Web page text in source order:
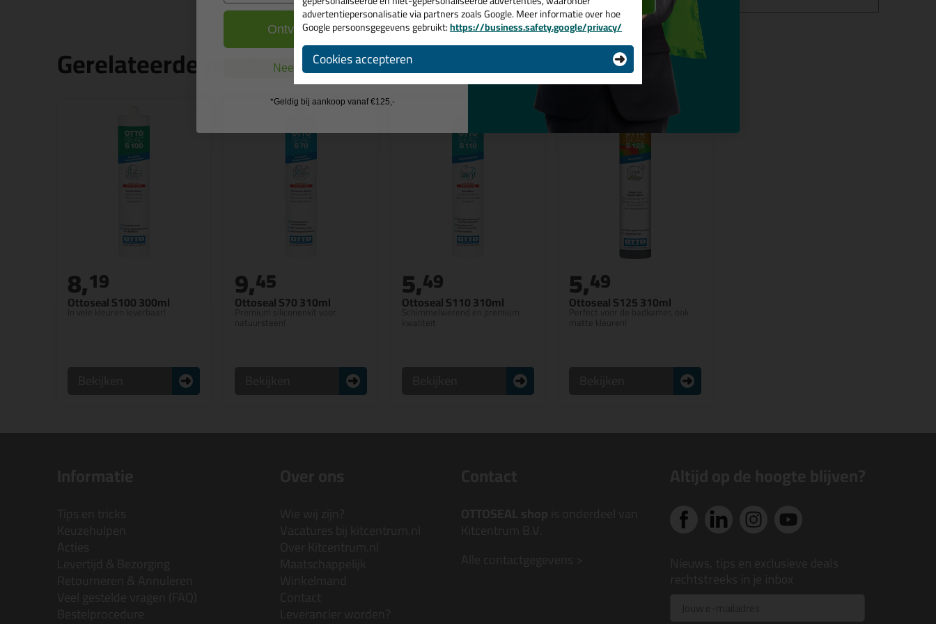
Gerelateerde producten
Ottoseal S100 300ml
In vele kleuren leverbaar!
8,19
Ottoseal S70 310ml
Premium siliconenkit voor
9,45
Ottoseal S110 310ml
Schimmelwerend en premium
5,49
Ottoseal S125 310ml
Perfect voor de badkamer, ook
5,49
advertentiepersonalisatie via partners zoals Google. Meer informatie over hoe
Google persoonsgegevens gebruikt:https://business.safety.google/privacy/
Cookies accepteren
Ontvang de actiecode ›
Nee, ik wil geen cadeau
*Geldig bij aankoop vanaf €125,-